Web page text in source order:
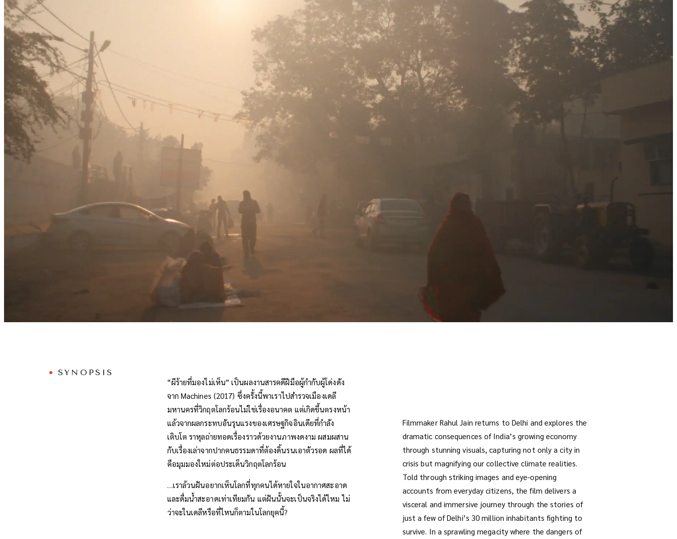
SYNOPSIS
“ผีร้ายที่มองไม่เห็น” เป็นผลงานสารคดีฝีมือผู้กำกับผู้โด่งดัง
จาก Machines (2017) ซึ่งครั้งนี้พาเราไปสำรวจเมืองเดลี
มหานครที่วิกฤตโลกร้อนไม่ใช่เรื่องอนาคต แต่เกิดขึ้นตรงหน้า
แล้วจากผลกระทบอันรุนแรงของเศรษฐกิจอินเดียที่กำลัง
เติบโต ราหุลถ่ายทอดเรื่องราวด้วยงานภาพงดงาม ผสมผสาน
กับเรื่องเล่าจากปากคนธรรมดาที่ต้องดิ้นรนเอาตัวรอด ผลที่ได้
คือมุมมองใหม่ต่อประเด็นวิกฤตโลกร้อน
…เราล้วนฝันอยากเห็นโลกที่ทุกคนได้หายใจในอากาศสะอาด
และดื่มน้ำสะอาดเท่าเทียมกัน แต่ฝันนั้นจะเป็นจริงได้ไหม ไม่
ว่าจะในเดลีหรือที่ไหนก็ตามในโลกยุคนี้?
Filmmaker Rahul Jain returns to Delhi and explores the
dramatic consequences of India’s growing economy
through stunning visuals, capturing not only a city in
crisis but magnifying our collective climate realities.
Told through striking images and eye-opening
accounts from everyday citizens, the film delivers a
visceral and immersive journey through the stories of
just a few of Delhi’s 30 million inhabitants fighting to
survive. In a sprawling megacity where the dangers of